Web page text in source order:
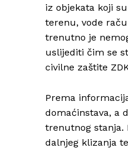
iz objekata koji
terenu, vode
trenutno je
uslijediti čim se
civilne zaštite
Prema
domaćinstava, a
trenutnog stanja.
dalnjeg klizanja